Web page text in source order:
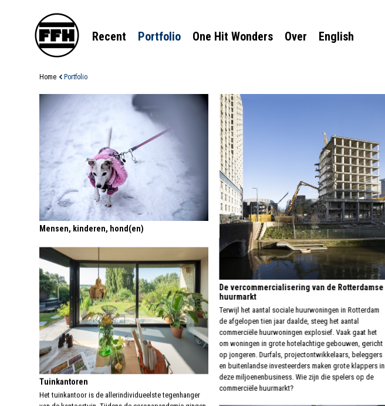
Recent Portfolio One Hit Wonders Over English
Home Portfolio
Mensen, kinderen, hond(en)
De vercommercialisering van de Rotterdamse
huurmarkt
Terwijl het aantal sociale huurwoningen in Rotterdam
de afgelopen tien jaar daalde, steeg het aantal
commerciële huurwoningen explosief. Vaak gaat het
om woningen in grote hotelachtige gebouwen, gericht
op jongeren. Durfals, projectontwikkelaars, beleggers
en buitenlandse investeerders maken grote klappers in
deze miljoenenbusiness. Wie zijn die spelers op de
commerciële huurmarkt?
Tuinkantoren
Het tuinkantoor is de allerindividueelste tegenhanger